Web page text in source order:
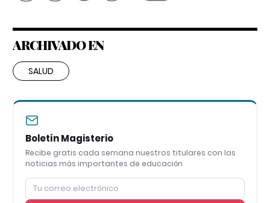
ARCHIVADO EN
SALUD
Boletín Magisterio
Recibe gratis cada semana nuestros titulares con las
noticias más importantes de educación